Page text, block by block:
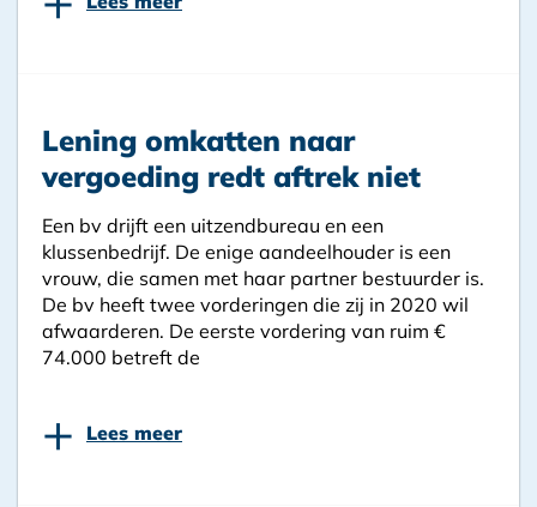
Lening omkatten naar
vergoeding redt aftrek niet
Een bv drijft een uitzendbureau en een
klussenbedrijf. De enige aandeelhouder is een
vrouw, die samen met haar partner bestuurder is.
De bv heeft twee vorderingen die zij in 2020 wil
afwaarderen. De eerste vordering van ruim €
74.000 betreft de
+ Lees meer